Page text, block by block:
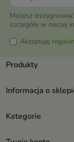
Możesz
szczegóły w naszej
Akceptuję
Produkty
Informacja o
Kategorie